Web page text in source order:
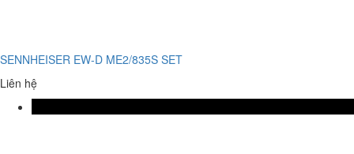
SENNHEISER EW-D ME2/835S SET
Liên hệ